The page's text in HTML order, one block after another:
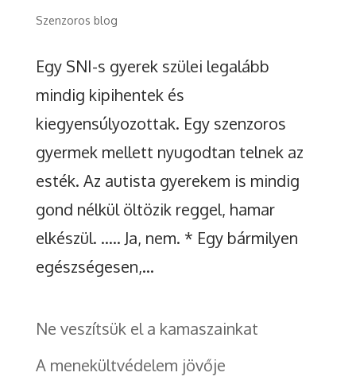
Szenzoros blog
Egy SNI-s gyerek szülei legalább
mindig kipihentek és
kiegyensúlyozottak. Egy szenzoros
gyermek mellett nyugodtan telnek az
esték. Az autista gyerekem is mindig
gond nélkül öltözik reggel, hamar
elkészül. ….. Ja, nem. * Egy bármilyen
egészségesen,...
Ne veszítsük el a kamaszainkat
A menekültvédelem jövője